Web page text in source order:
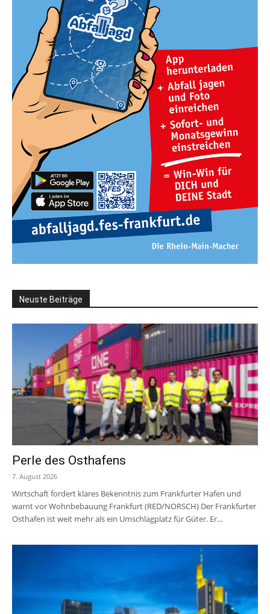
Neuste Beiträge
Perle des Osthafens
7. August 2026
Wirtschaft fordert klares Bekenntnis zum Frankfurter Hafen und
warnt vor Wohnbebauung Frankfurt (RED/NORSCH) Der Frankfurter
Osthafen ist weit mehr als ein Umschlagplatz für Güter. Er...